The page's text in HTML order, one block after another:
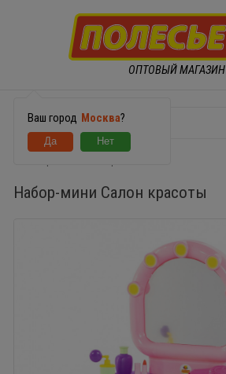
ОПТОВЫЙ МАГАЗИН
Ваш город Москва?
Набор-мини Салон красоты